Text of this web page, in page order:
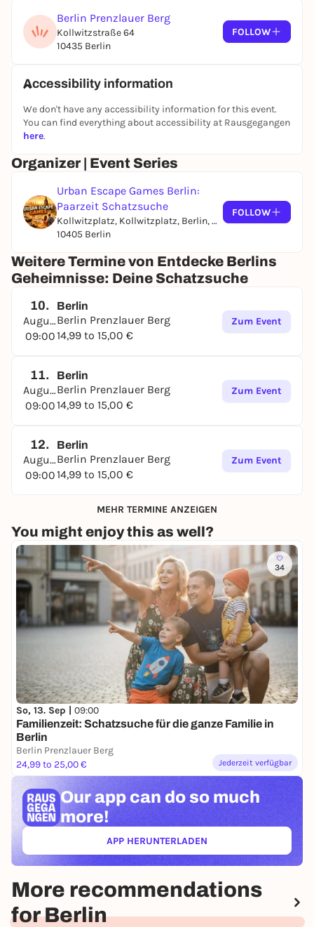
Berlin Prenzlauer Berg
Kollwitzstraße 64
10435 Berlin
FOLLOW
Accessibility information
We don't have any accessibility information for this event.
You can find everything about accessibility at Rausgegangen
here.
Organizer | Event Series
Urban Escape Games Berlin:
Paarzeit Schatzsuche
Kollwitzplatz, Kollwitzplatz, Berlin, Germany
10405 Berlin
FOLLOW
Weitere Termine von Entdecke Berlins
Geheimnisse: Deine Schatzsuche
10.
August
09:00
Berlin
Berlin Prenzlauer Berg
14,99 to 15,00 €
Zum Event
11.
August
09:00
Berlin
Berlin Prenzlauer Berg
14,99 to 15,00 €
Zum Event
12.
August
09:00
Berlin
Berlin Prenzlauer Berg
14,99 to 15,00 €
Zum Event
MEHR TERMINE ANZEIGEN
You might enjoy this as well?
34
So, 13. Sep | 09:00
Familienzeit: Schatzsuche für die ganze Familie in
Berlin
Berlin Prenzlauer Berg
24,99 to 25,00 €
Jederzeit verfügbar
Our app can do so much
more!
APP HERUNTERLADEN(ÖFFNET IN NEUEM TAB)
More recommendations
for Berlin